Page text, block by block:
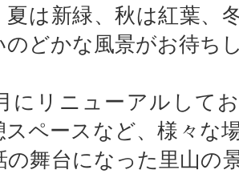
夏は新緑、秋は紅葉、
のどかな風景がお待ち
にリニューアルして
スペースなど、様々な
の舞台になった里山の